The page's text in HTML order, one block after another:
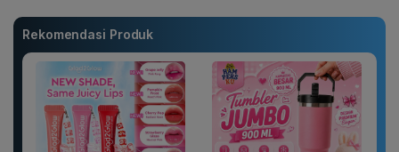
Rekomendasi Produk